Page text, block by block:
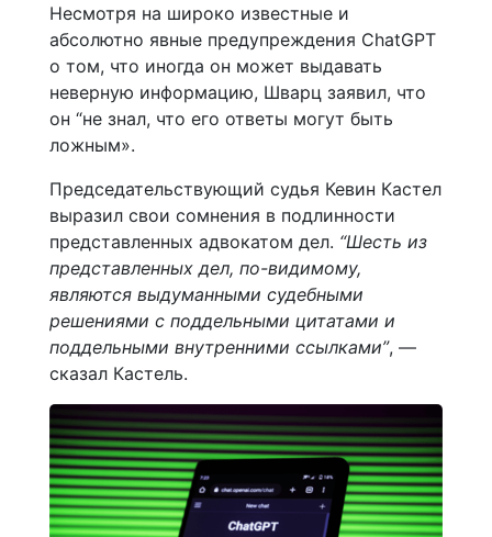
Несмотря на широко известные и
абсолютно явные предупреждения ChatGPT
о том, что иногда он может выдавать
неверную информацию, Шварц заявил, что
он “не знал, что его ответы могут быть
ложным».
Председательствующий судья Кевин Кастел
выразил свои сомнения в подлинности
представленных адвокатом дел. “Шесть из
представленных дел, по-видимому,
являются выдуманными судебными
решениями с поддельными цитатами и
поддельными внутренними ссылками”, —
сказал Кастель.